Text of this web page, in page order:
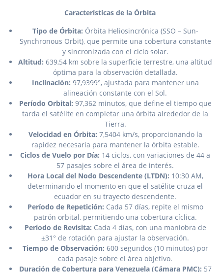
Características de la Órbita
Tipo de Órbita: Órbita Heliosincrónica (SSO – Sun-
Synchronous Orbit), que permite una cobertura constante
y sincronizada con el ciclo solar.
Altitud: 639,54 km sobre la superficie terrestre, una altitud
óptima para la observación detallada.
Inclinación: 97,9399°, ajustada para mantener una
alineación constante con el Sol.
Período Orbital: 97,362 minutos, que define el tiempo que
tarda el satélite en completar una órbita alrededor de la
Tierra.
Velocidad en Órbita: 7,5404 km/s, proporcionando la
rapidez necesaria para mantener la órbita estable.
Ciclos de Vuelo por Día: 14 ciclos, con variaciones de 44 a
57 pasajes sobre el área de interés.
Hora Local del Nodo Descendente (LTDN): 10:30 AM,
determinando el momento en que el satélite cruza el
ecuador en su trayecto descendente.
Período de Repetición: Cada 57 días, repite el mismo
patrón orbital, permitiendo una cobertura cíclica.
Período de Revisita: Cada 4 días, con una maniobra de
±31° de rotación para ajustar la observación.
Tiempo de Observación: 600 segundos (10 minutos) por
cada pasaje sobre el área objetivo.
Duración de Cobertura para Venezuela (Cámara PMC): 57